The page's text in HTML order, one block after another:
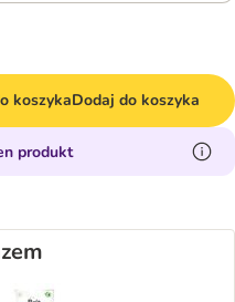
koszykaDodaj do koszyka
produkt